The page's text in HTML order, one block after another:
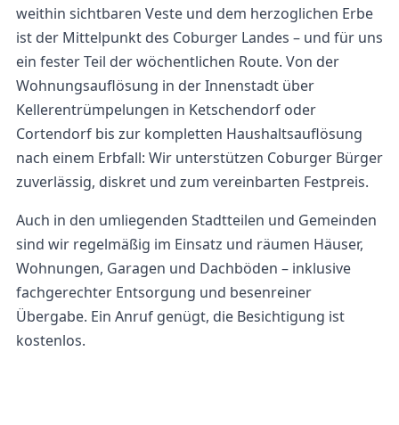
weithin sichtbaren Veste und dem herzoglichen Erbe
ist der Mittelpunkt des Coburger Landes – und für uns
ein fester Teil der wöchentlichen Route. Von der
Wohnungsauflösung in der Innenstadt über
Kellerentrümpelungen in Ketschendorf oder
Cortendorf bis zur kompletten Haushaltsauflösung
nach einem Erbfall: Wir unterstützen Coburger Bürger
zuverlässig, diskret und zum vereinbarten Festpreis.
Auch in den umliegenden Stadtteilen und Gemeinden
sind wir regelmäßig im Einsatz und räumen Häuser,
Wohnungen, Garagen und Dachböden – inklusive
fachgerechter Entsorgung und besenreiner
Übergabe. Ein Anruf genügt, die Besichtigung ist
kostenlos.